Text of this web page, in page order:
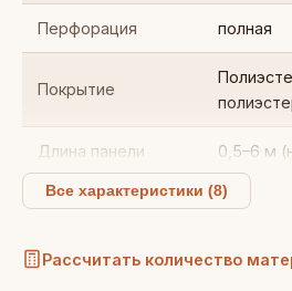
Перфорация полная
Покрытие
Длина панели 0,5–6 м
Цвет по
Все характеристики (8)
Рассчитать количество